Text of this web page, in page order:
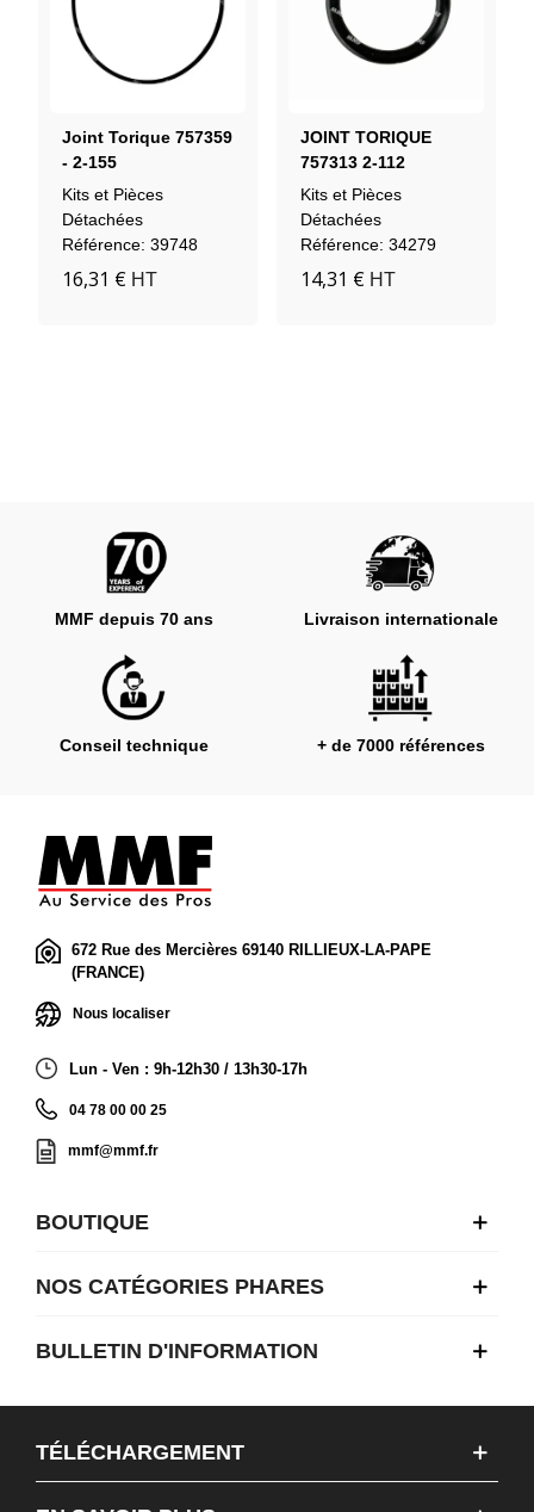
Joint Torique 757359
- 2-155
Kits et Pièces
Détachées
Référence: 39748
16,31 € HT
JOINT TORIQUE
757313 2-112
Kits et Pièces
Détachées
Référence: 34279
14,31 € HT
MMF depuis 70 ans Livraison internationale
Conseil technique + de 7000 références
672 Rue des Mercières 69140 RILLIEUX-LA-PAPE
(FRANCE)
Nous localiser
Lun - Ven : 9h-12h30 / 13h30-17h
04 78 00 00 25
mmf@mmf.fr
BOUTIQUE
NOS CATÉGORIES PHARES
BULLETIN D'INFORMATION
TÉLÉCHARGEMENT